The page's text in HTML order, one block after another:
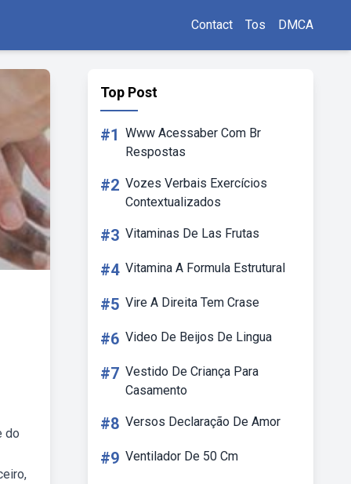
Contact Tos DMCA
do
Top Post
#1 Www Acessaber Com Br
Respostas
#2 Vozes Verbais Exercícios
Contextualizados
#3 Vitaminas De Las Frutas
#4 Vitamina A Formula Estrutural
#5 Vire A Direita Tem Crase
#6 Video De Beijos De Lingua
#7 Vestido De Criança Para
Casamento
#8 Versos Declaração De Amor
#9 Ventilador De 50 Cm